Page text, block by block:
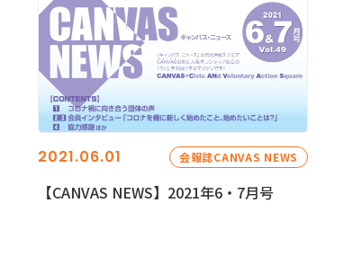
2021.06.01 会報誌CANVAS NEWS
【CANVAS NEWS】2021年6・7月号